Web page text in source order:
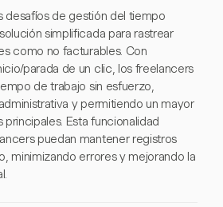
desafíos de gestión del tiempo
simplificada para rastrear
como no facturables. Con
parada de un clic, los freelancers
de trabajo sin esfuerzo,
y permitiendo un mayor
principales. Esta funcionalidad
puedan mantener registros
minimizando errores y mejorando la